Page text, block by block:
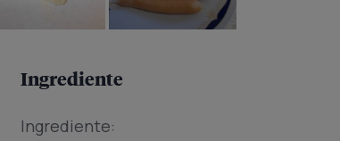
Ingrediente
Ingrediente: